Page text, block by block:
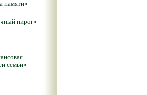
памяти»
пирог»
семьи»